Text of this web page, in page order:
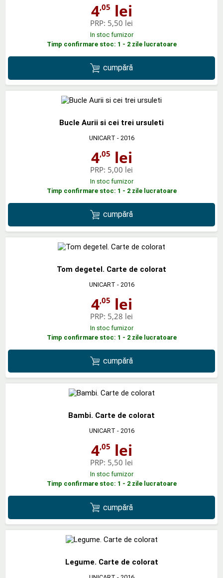
4,05 lei
PRP: 5,50 lei
In stoc furnizor
Timp confirmare stoc: 1 - 2 zile lucratoare
cumpără
Bucle Aurii si cei trei ursuleti
UNICART - 2016
4,05 lei
PRP: 5,00 lei
In stoc furnizor
Timp confirmare stoc: 1 - 2 zile lucratoare
cumpără
Tom degetel. Carte de colorat
UNICART - 2016
4,05 lei
PRP: 5,28 lei
In stoc furnizor
Timp confirmare stoc: 1 - 2 zile lucratoare
cumpără
Bambi. Carte de colorat
UNICART - 2016
4,05 lei
PRP: 5,50 lei
In stoc furnizor
Timp confirmare stoc: 1 - 2 zile lucratoare
cumpără
Legume. Carte de colorat